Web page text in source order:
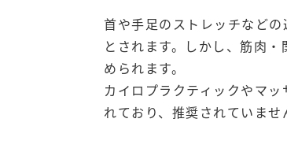
首や手足のストレッチなど
とされます。しかし、筋肉
められます。
カイロプラクティックやマ
れており、推奨されていませ